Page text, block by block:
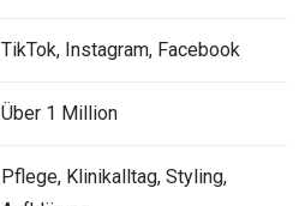
TikTok, Instagram, Facebook
Über 1 Million
Pflege, Klinikalltag, Styling,